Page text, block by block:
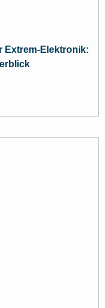
Extrem-Elektronik: